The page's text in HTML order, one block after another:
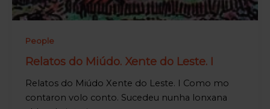
People
Relatos do Miúdo. Xente do Leste. I
Relatos do Miúdo Xente do Leste. I Como mo
contaron volo conto. Sucedeu nunha lonxana